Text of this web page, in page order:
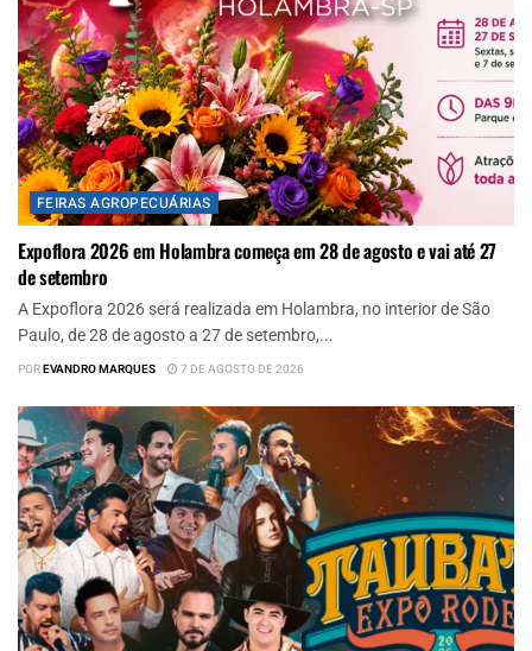
FEIRAS AGROPECUÁRIAS
Expoflora 2026 em Holambra começa em 28 de agosto e vai até 27
de setembro
A Expoflora 2026 será realizada em Holambra, no interior de São
Paulo, de 28 de agosto a 27 de setembro,...
POREVANDRO MARQUES 7 DE AGOSTO DE 2026